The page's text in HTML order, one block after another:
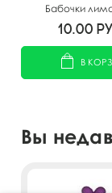
Бабочки
2,3x1,8см
10.00
В
Вы